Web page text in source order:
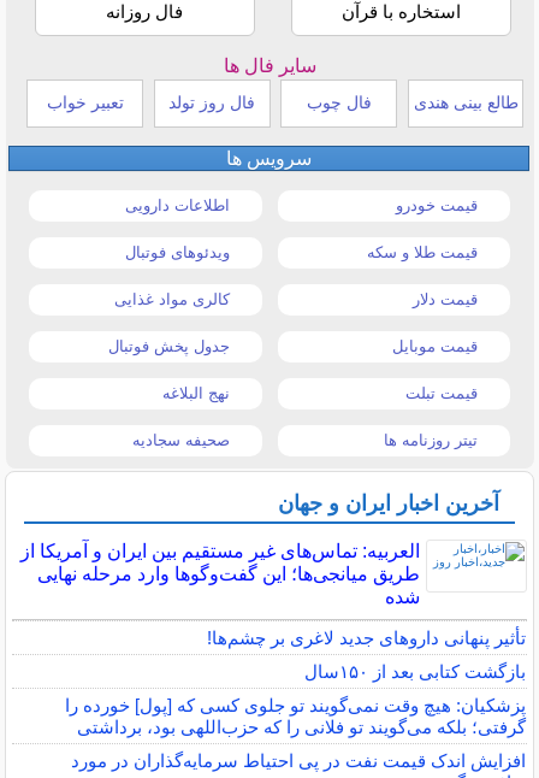
استخاره با قرآن فال روزانه
سایر فال ها
طالع بینی هندی فال چوب فال روز تولد تعبیر خواب
سرویس ها
قیمت خودرو اطلاعات دارویی
قیمت طلا و سکه ویدئوهای فوتبال
قیمت دلار کالری مواد غذایی
قیمت موبایل جدول پخش فوتبال
قیمت تبلت نهج البلاغه
تیتر روزنامه ها صحیفه سجادیه
آخرین اخبار ایران و جهان
العربیه: تماس‌های غیر مستقیم بین ایران و آمریکا از
طریق میانجی‌ها؛ این گفت‌و‌گو‌ها وارد مرحله نهایی
شده
تأثیر پنهانی داروهای جدید لاغری بر چشم‌ها!
بازگشت کتابی بعد از ۱۵۰سال
پزشکیان: هیچ وقت نمی‌گویند تو جلوی کسی که [پول] خورده را
گرفتی؛ بلکه می‌گویند تو فلانی را که حزب‌اللهی بود، برداشتی
افزایش اندک قیمت نفت در پی احتیاط سرمایه‌گذاران در مورد